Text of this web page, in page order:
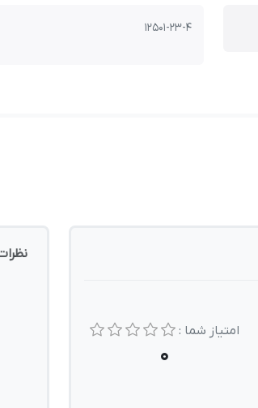
12501-23-4
امتیاز شما :
0